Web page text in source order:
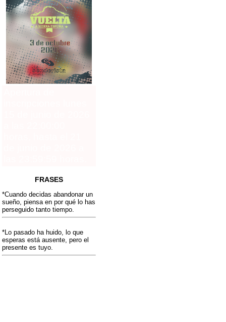
FRASES
*Cuando decidas abandonar un
sueño, piensa en por qué lo has
perseguido tanto tiempo.
*Lo pasado ha huido, lo que
esperas está ausente, pero el
presente es tuyo.